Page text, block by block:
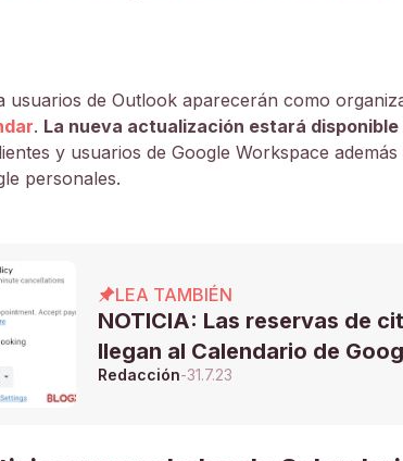
usuarios de Outlook aparecerán como
. La nueva actualización estará
y usuarios de Google Workspace
personales.
LEA TAMBIÉN
NOTICIA: Las reservas de
llegan al Calendario de
Redacción-31.7.23